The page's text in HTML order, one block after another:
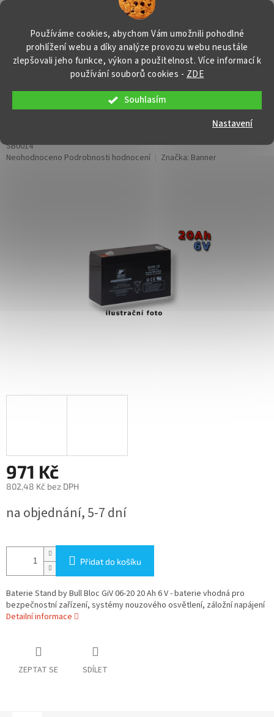
Používáme cookies, abychom Vám umožnili pohodlné
prohlížení webu a díky analýze provozu webu neustále
zlepšovali jeho funkce, výkon a použitelnost. Více informací k
používání souborů cookies - ZDE
Souhlasím
Nastavení
Přejít
KOŠÍK
Stand by Bull Bloc GiV 06-20, 20Ah,
SB0014
Průměrné
Neohodnoceno Podrobnosti hodnocení Značka: Banner
971 Kč
802,48 Kč bez DPH
cena:
na objednání, 5-7 dní
Přidat do košíku
Baterie Stand by Bull Bloc GiV 06-20 20 Ah 6 V - baterie vhodná pro
bezpečnostní zařízení, systémy nouzového osvětlení, záložní napájení
Detailní informace
ZEPTAT SE SDÍLET